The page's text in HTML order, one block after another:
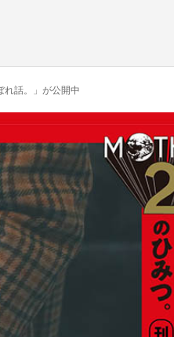
れ話。」が公開中